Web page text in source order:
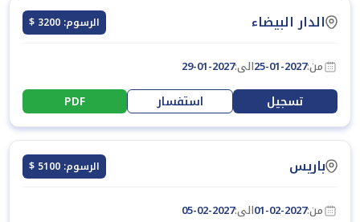
الدار البيضاء الرسوم: 3200 $
من:25-01-2027الى:29-01-2027
تسجيل استفسار PDF
باريس الرسوم: 5100 $
من:01-02-2027الى:05-02-2027